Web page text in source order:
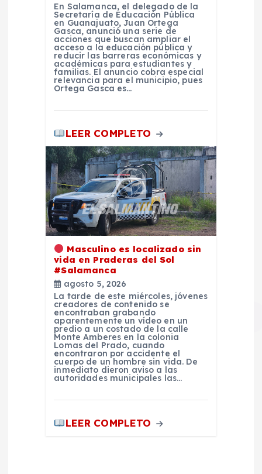
En Salamanca, el delegado de la
Secretaría de Educación Pública
en Guanajuato, Juan Ortega
Gasca, anunció una serie de
acciones que buscan ampliar el
acceso a la educación pública y
reducir las barreras económicas y
académicas para estudiantes y
familias. El anuncio cobra especial
relevancia para el municipio, pues
Ortega Gasca es…
LEER COMPLETO
Masculino es localizado sin
vida en Praderas del Sol
#Salamanca
agosto 5, 2026
La tarde de este miércoles, jóvenes
creadores de contenido se
encontraban grabando
aparentemente un vídeo en un
predio a un costado de la calle
Monte Amberes en la colonia
Lomas del Prado, cuando
encontraron por accidente el
cuerpo de un hombre sin vida. De
inmediato dieron aviso a las
autoridades municipales las…
LEER COMPLETO